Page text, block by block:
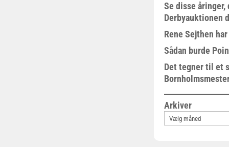
Se disse
Derbyauktionen
Rene Sejthen
Sådan burde
Det tegner til et
Arkiver